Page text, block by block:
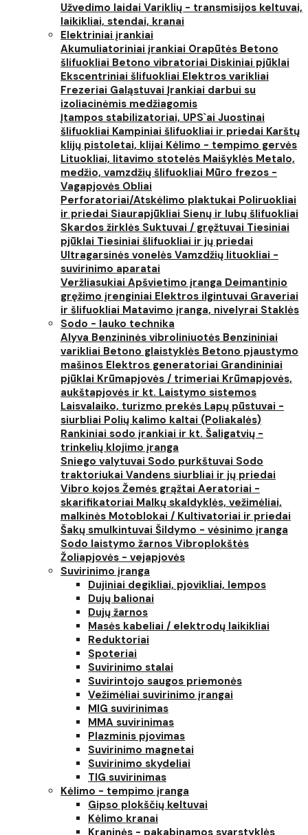
Užvedimo laidai Variklių - transmisijos keltuvai,
laikikliai, stendai, kranai
Elektriniai įrankiai
Akumuliatoriniai įrankiai Orapūtės Betono
šlifuokliai Betono vibratoriai Diskiniai pjūklai
Ekscentriniai šlifuokliai Elektros varikliai
Frezeriai Galąstuvai Įrankiai darbui su
izoliacinėmis medžiagomis
Įtampos stabilizatoriai, UPS`ai Juostinai
šlifuokliai Kampiniai šlifuokliai ir priedai Karštų
klijų pistoletai, klijai Kėlimo - tempimo gervės
Lituokliai, litavimo stotelės Maišyklės Metalo,
medžio, vamzdžių šlifuokliai Mūro frezos -
Vagapjovės Obliai
Perforatoriai/Atskėlimo plaktukai Poliruokliai
ir priedai Siaurapjūkliai Sienų ir lubų šlifuokliai
Skardos žirklės Suktuvai / gręžtuvai Tiesiniai
pjūklai Tiesiniai šlifuokliai ir jų priedai
Ultragarsinės vonelės Vamzdžių lituokliai -
suvirinimo aparatai
Veržliasukiai Apšvietimo įranga Deimantinio
gręžimo įrenginiai Elektros ilgintuvai Graveriai
ir šlifuokliai Matavimo įranga, nivelyrai Staklės
Sodo - lauko technika
Alyva Benzininės vibroliniuotės Benzininiai
varikliai Betono glaistyklės Betono pjaustymo
mašinos Elektros generatoriai Grandininiai
pjūklai Krūmapjovės / trimeriai Krūmapjovės,
aukštapjovės ir kt. Laistymo sistemos
Laisvalaiko, turizmo prekės Lapų pūstuvai -
siurbliai Polių kalimo kaltai (Poliakalės)
Rankiniai sodo įrankiai ir kt. Šaligatvių -
trinkelių klojimo įranga
Sniego valytuvai Sodo purkštuvai Sodo
traktoriukai Vandens siurbliai ir jų priedai
Vibro kojos Žemės grąžtai Aeratoriai -
skarifikatoriai Malkų skaldyklės, vežimėliai,
malkinės Motoblokai / Kultivatoriai ir priedai
Šakų smulkintuvai Šildymo - vėsinimo įranga
Sodo laistymo žarnos Vibroplokštės
Žoliapjovės - vejapjovės
Suvirinimo įranga
Dujiniai degikliai, pjovikliai, lempos
Dujų balionai
Dujų žarnos
Masės kabeliai / elektrodų laikikliai
Reduktoriai
Spoteriai
Suvirinimo stalai
Suvirintojo saugos priemonės
Vežimėliai suvirinimo įrangai
MIG suvirinimas
MMA suvirinimas
Plazminis pjovimas
Suvirinimo magnetai
Suvirinimo skydeliai
TIG suvirinimas
Kėlimo - tempimo įranga
Gipso plokščių keltuvai
Kėlimo kranai
Kraninės - pakabinamos svarstyklės